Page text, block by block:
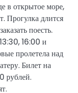
в открытое море,
Прогулка длится
поесть.
16:00 и
пролетела над
Билет на
рублей.